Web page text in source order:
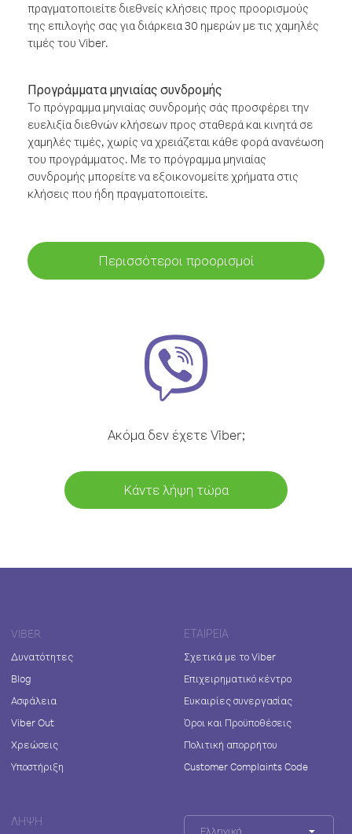
πραγματοποιείτε διεθνείς κλήσεις προς προορισμούς
της επιλογής σας για διάρκεια 30 ημερών με τις χαμηλές
τιμές του Viber.
Προγράμματα μηνιαίας συνδρομής
Το πρόγραμμα μηνιαίας συνδρομής σάς προσφέρει την
ευελιξία διεθνών κλήσεων προς σταθερά και κινητά σε
χαμηλές τιμές, χωρίς να χρειάζεται κάθε φορά ανανέωση
του προγράμματος. Με το πρόγραμμα μηνιαίας
συνδρομής μπορείτε να εξοικονομείτε χρήματα στις
κλήσεις που ήδη πραγματοποιείτε.
Περισσότεροι προορισμοί
Ακόμα δεν έχετε Viber;
Κάντε λήψη τώρα
VIBER
Δυνατότητες
Blog
Ασφάλεια
Viber Out
Χρεώσεις
Υποστήριξη
ΕΤΑΙΡΕΊΑ
Σχετικά με το Viber
Επιχειρηματικό κέντρο
Ευκαιρίες συνεργασίας
Όροι και Προϋποθέσεις
Πολιτική απορρήτου
Customer Complaints Code
ΛΉΨΗ
Ελληνικά